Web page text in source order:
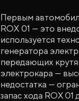
Первым
ROX 01 — это
используется
генератора
передающих
электрокара —
недостатка —
запас хода ROX 01